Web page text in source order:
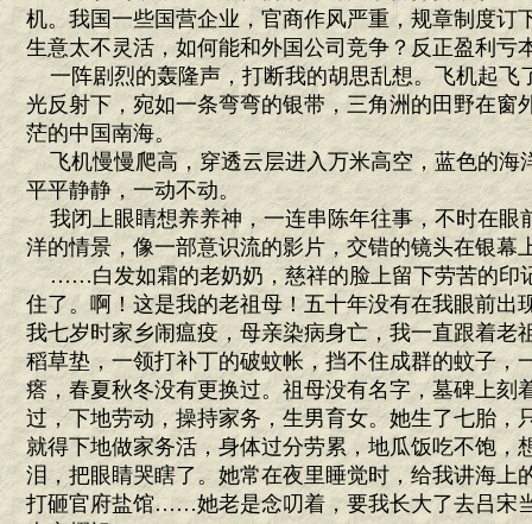
机。我国一些国营企业，官商作风严重，规章制度订
生意太不灵活，如何能和外国公司竞争？反正盈利
一阵剧烈的轰隆声，打断我的胡思乱想。飞机起飞
光反射下，宛如一条弯弯的银带，三角洲的田野在窗
茫的中国南海。
飞机慢慢爬高，穿透云层进入万米高空，蓝色的海
平平静静，一动不动。
我闭上眼睛想养养神，一连串陈年往事，不时在眼
洋的情景，像一部意识流的影片，交错的镜头在银
……白发如霜的老奶奶，慈祥的脸上留下劳苦的印
住了。啊！这是我的老祖母！五十年没有在我眼前出
我七岁时家乡闹瘟疫，母亲染病身亡，我一直跟着老
稻草垫，一领打补丁的破蚊帐，挡不住成群的蚊子，
瘩，春夏秋冬没有更换过。祖母没有名字，墓碑上刻
过，下地劳动，操持家务，生男育女。她生了七胎，
就得下地做家务活，身体过分劳累，地瓜饭吃不饱，
泪，把眼睛哭瞎了。她常在夜里睡觉时，给我讲海上
打砸官府盐馆……她老是念叨着，要我长大了去吕宋